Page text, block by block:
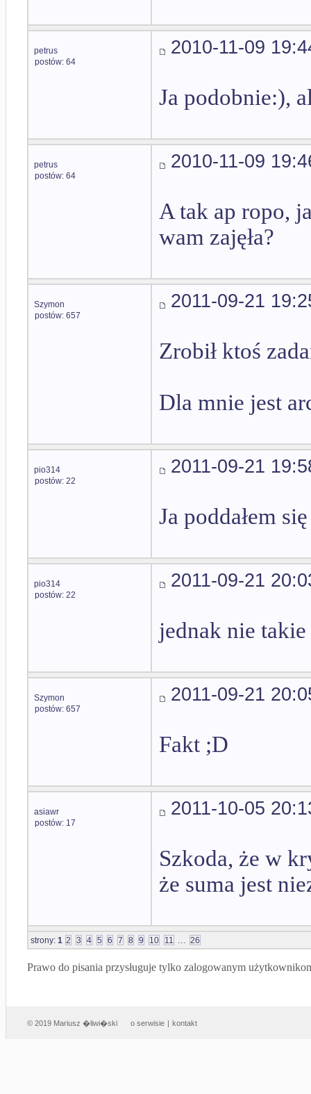
petrus
postów: 64
2010-11-09
Ja podobnie:),
petrus
postów: 64
2010-11-09
A tak ap ropo,
wam zajęła?
Szymon
postów: 657
2011-09-21
Zrobił ktoś
Dla mnie jest
pio314
postów: 22
2011-09-21
Ja poddałem
pio314
postów: 22
2011-09-21
jednak nie
Szymon
postów: 657
2011-09-21
Fakt ;D
asiawr
postów: 17
2011-10-05
Szkoda, że w
że suma jest
strony: 1 2 3 4 5 6 7 8 9 10 11 ... 26
Prawo do pisania przysługuje tylko zalogowanym
© 2019 Mariusz �liwi�ski o serwisie | kontakt